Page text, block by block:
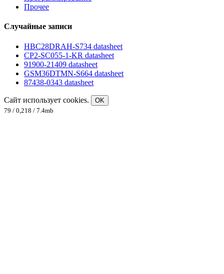
Прочее
Случайные записи
HBC28DRAH-S734 datasheet
CP2-SC055-1-KR datasheet
91900-21409 datasheet
GSM36DTMN-S664 datasheet
87438-0343 datasheet
Сайт использует cookies.
OK
79 / 0,218 / 7.4mb